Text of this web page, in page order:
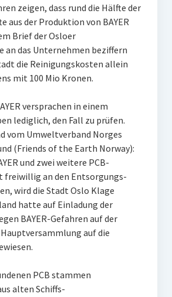
zeigen, dass rund die Hälfte der
aus der Produktion von BAYER
Brief der Osloer
an das Unternehmen beziffern
die Reinigungskosten allein
mit 100 Mio Kronen.
versprachen in einem
lediglich, den Fall zu prüfen.
vom Umweltverband Norges
(Friends of the Earth Norway):
und zwei weitere PCB-
freiwillig an den Entsorgungs-
wird die Stadt Oslo Klage
hatte auf Einladung der
BAYER-Gefahren auf der
auf die
PCB stammen
alten Schiffs-